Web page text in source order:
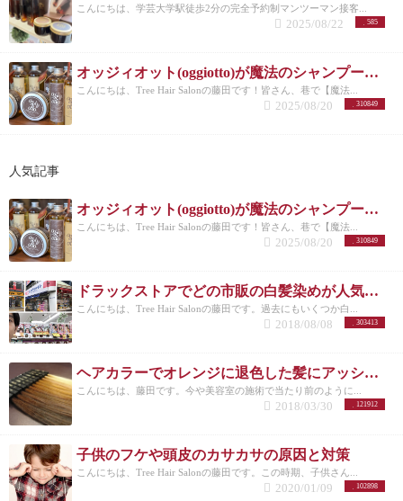
こんにちは、学芸大学駅徒歩2分の完全予約制マンツーマン接客...
585
2025/08/22
オッジィオット(oggiotto)が魔法のシャンプーと呼ばれる理由！取扱店だからこそ分かる髪質改善力
こんにちは、Tree Hair Salonの藤田です！皆さん、巷で【魔法...
310849
2025/08/20
人気記事
オッジィオット(oggiotto)が魔法のシャンプーと呼ばれる理由！取扱店だからこそ分かる髪質改善力
こんにちは、Tree Hair Salonの藤田です！皆さん、巷で【魔法...
310849
2025/08/20
ドラックストアでどの市販の白髪染めが人気なのか美容師がリサーチしてランキングにした。
こんにちは、Tree Hair Salonの藤田です。過去にもいくつか白...
303413
2018/08/08
ヘアカラーでオレンジに退色した髪にアッシュのすすめ
こんにちは、藤田です。今や美容室の施術で当たり前のように...
121912
2018/03/30
子供のフケや頭皮のカサカサの原因と対策
こんにちは、Tree Hair Salonの藤田です。この時期、子供さん...
102898
2020/01/09